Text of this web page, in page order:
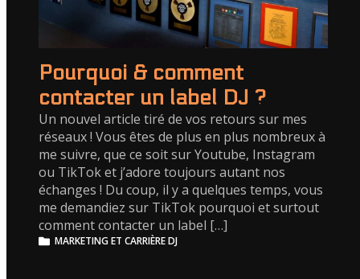
Pourquoi & comment
contacter un label DJ ?
Un nouvel article tiré de vos retours sur mes
réseaux ! Vous êtes de plus en plus nombreux à
me suivre, que ce soit sur Youtube, Instagram
ou TikTok et j’adore toujours autant nos
échanges ! Du coup, il y a quelques temps, vous
me demandiez sur TikTok pourquoi et surtout
comment contacter un label […]
MARKETING ET CARRIÈRE DJ